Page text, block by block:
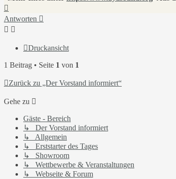
oben
Antworten
Druckansicht
1 Beitrag • Seite 1 von 1
Zurück zu „Der Vorstand informiert“
Gehe zu
Gäste - Bereich
↳ Der Vorstand informiert
↳ Allgemein
↳ Erststarter des Tages
↳ Showroom
↳ Wettbewerbe & Veranstaltungen
↳ Webseite & Forum